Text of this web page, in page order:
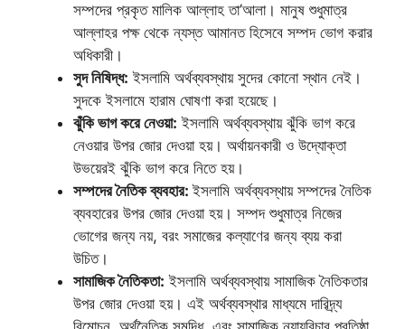
সম্পদের প্রকৃত মালিক আল্লাহ তা’আলা। মানুষ শুধুমাত্র
আল্লাহর পক্ষ থেকে ন্যস্ত আমানত হিসেবে সম্পদ ভোগ করার
অধিকারী।
সুদ নিষিদ্ধ: ইসলামি অর্থব্যবস্থায় সুদের কোনো স্থান নেই।
সুদকে ইসলামে হারাম ঘোষণা করা হয়েছে।
ঝুঁকি ভাগ করে নেওয়া: ইসলামি অর্থব্যবস্থায় ঝুঁকি ভাগ করে
নেওয়ার উপর জোর দেওয়া হয়। অর্থায়নকারী ও উদ্যোক্তা
উভয়েরই ঝুঁকি ভাগ করে নিতে হয়।
সম্পদের নৈতিক ব্যবহার:ইসলামি অর্থব্যবস্থায় সম্পদের নৈতিক
ব্যবহারের উপর জোর দেওয়া হয়। সম্পদ শুধুমাত্র নিজের
ভোগের জন্য নয়, বরং সমাজের কল্যাণের জন্য ব্যয় করা
উচিত।
সামাজিক নৈতিকতা: ইসলামি অর্থব্যবস্থায় সামাজিক নৈতিকতার
উপর জোর দেওয়া হয়। এই অর্থব্যবস্থার মাধ্যমে দারিদ্র্য